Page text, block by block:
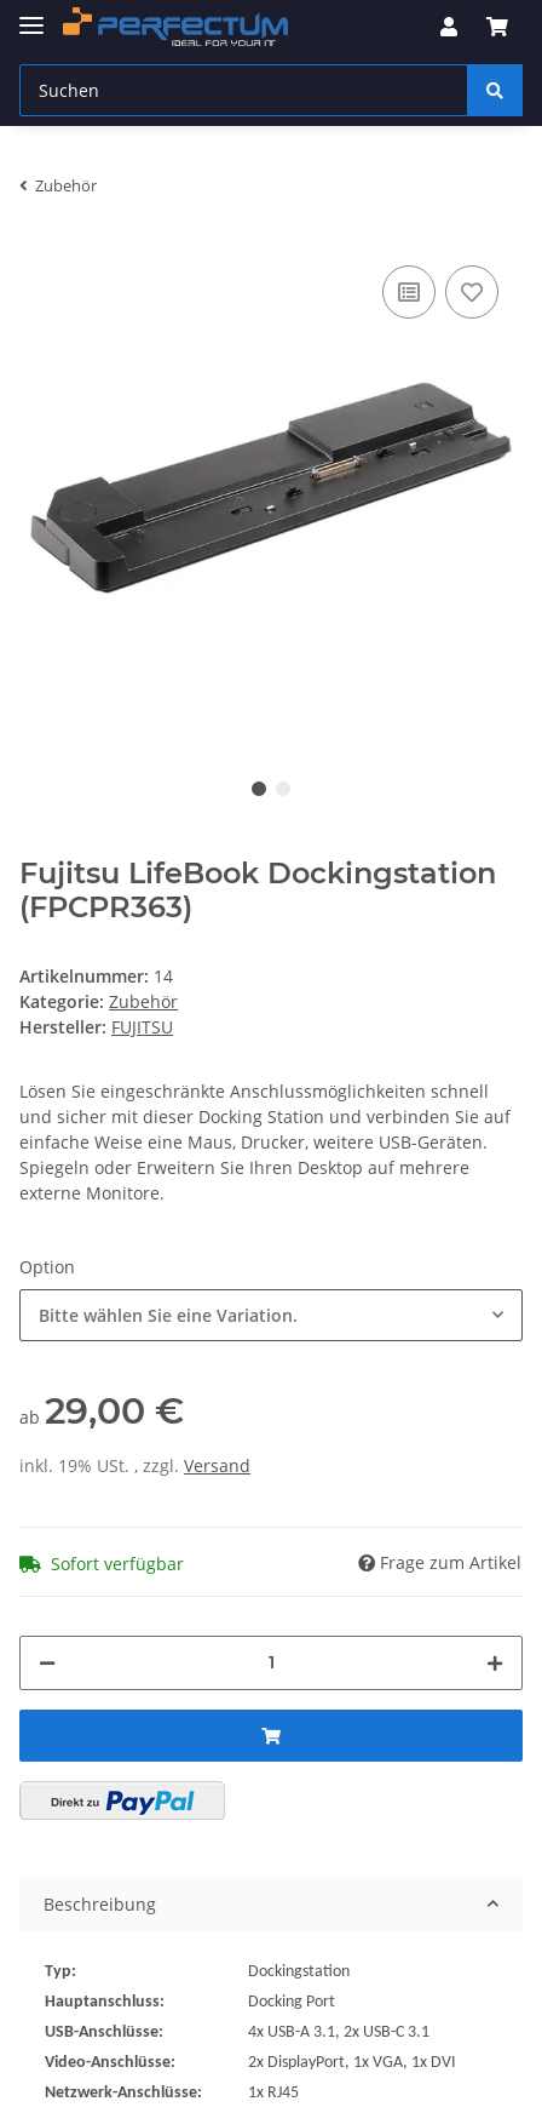
Zubehör
Fujitsu LifeBook Dockingstation
(FPCPR363)
Artikelnummer: 14
Kategorie: Zubehör
Hersteller: FUJITSU
Lösen Sie eingeschränkte Anschlussmöglichkeiten schnell
und sicher mit dieser Docking Station und verbinden Sie auf
einfache Weise eine Maus, Drucker, weitere USB-Geräten.
Spiegeln oder Erweitern Sie Ihren Desktop auf mehrere
externe Monitore.
Option
Bitte wählen Sie eine Variation.
ab 29,00 €
inkl. 19% USt. , zzgl. Versand
Sofort verfügbar Frage zum Artikel
Beschreibung
Typ:
Dockingstation
Hauptanschluss:
Docking Port
USB-Anschlüsse:
4x USB-A 3.1, 2x USB-C 3.1
Video-Anschlüsse:
2x DisplayPort, 1x VGA, 1x DVI
Netzwerk-Anschlüsse:
1x RJ45